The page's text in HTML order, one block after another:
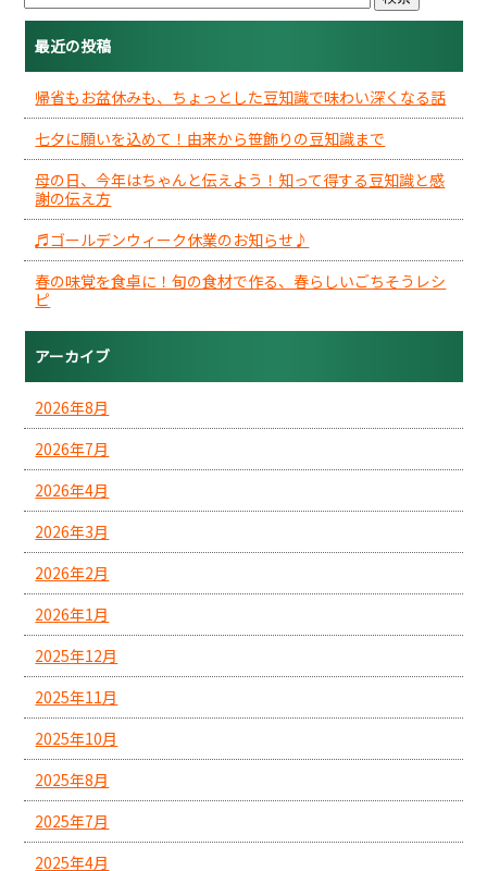
最近の投稿
帰省もお盆休みも、ちょっとした豆知識で味わい深くなる話
七夕に願いを込めて！由来から笹飾りの豆知識まで
母の日、今年はちゃんと伝えよう！知って得する豆知識と感
謝の伝え方
♬ゴールデンウィーク休業のお知らせ♪
春の味覚を食卓に！旬の食材で作る、春らしいごちそうレシ
ピ
アーカイブ
2026年8月
2026年7月
2026年4月
2026年3月
2026年2月
2026年1月
2025年12月
2025年11月
2025年10月
2025年8月
2025年7月
2025年4月